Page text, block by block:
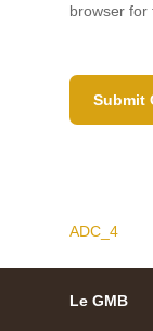
browser for
ADC_4
Le GMB